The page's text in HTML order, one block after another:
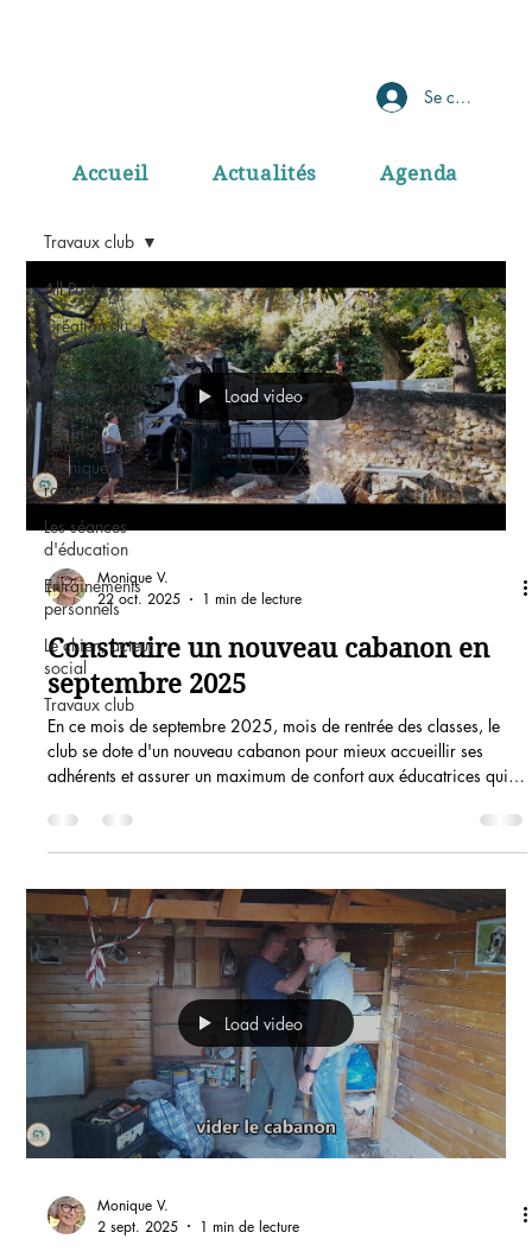
Accueil Actualités Agenda
Se connecter
All Posts
Création du
club
Histoires pour
rire et sourire
Témoignages :
Monique
raconte...
Les séances
d'éducation
Entrainements
personnels
Le chien, acteur
social
Travaux club
Travaux club
Load video
Monique V.
22 oct. 2025
1 min de lecture
Construire un nouveau cabanon en
septembre 2025
En ce mois de septembre 2025, mois de rentrée des classes, le
club se dote d'un nouveau cabanon pour mieux accueillir ses
adhérents et assurer un maximum de confort aux éducatrices qui
Alain V, Christian, Christophe, Jean Pierre, Hélène, Laurent, Marie,
Marjorie, Monique, Philippe et Véronique, cette construction a été
monter les murs et poser la to
Load video
Monique V.
2 sept. 2025
1 min de lecture